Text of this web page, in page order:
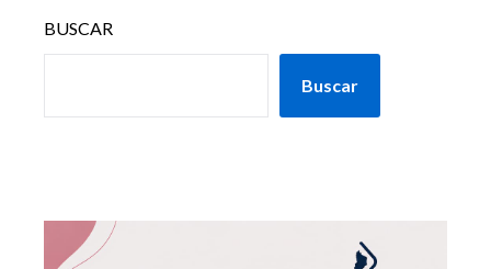
BUSCAR
Buscar